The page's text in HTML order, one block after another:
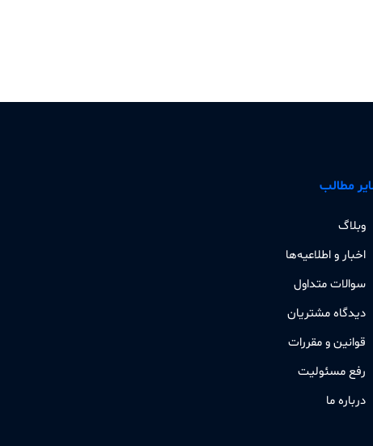
مطالب
وبلاگ
اخبار و اطلاعیه‌ها
سوالات متداول
دیدگاه مشتریان
قوانین و مقررات
رفع مسئولیت
درباره ما